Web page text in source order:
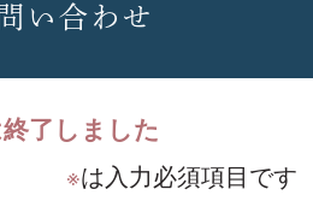
い合わせ
了しました
※は入力必須項目です